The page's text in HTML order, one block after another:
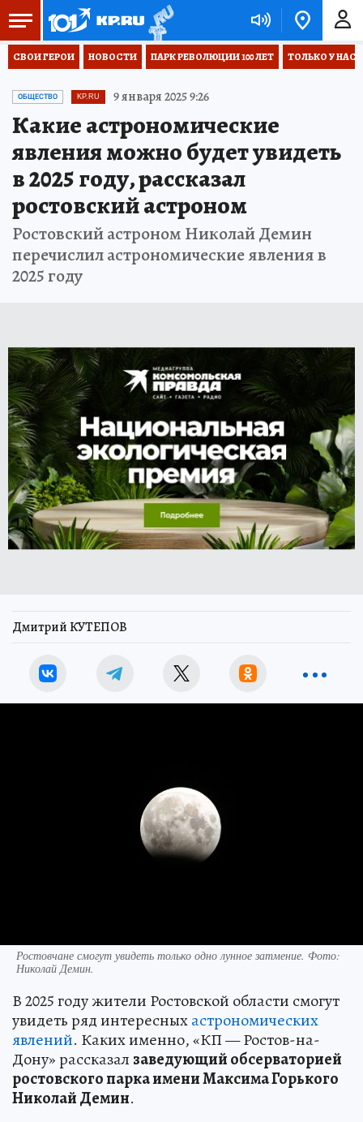
СВОИ ГЕРОИ НОВОСТИ ПАРК РЕВОЛЮЦИИ 100 ЛЕТ ТОЛЬКО У НАС
ОБЩЕСТВО KP.RU 9 января 2025 9:26
Какие астрономические
явления можно будет увидеть
в 2025 году, рассказал
ростовский астроном
Ростовский астроном Николай Демин
перечислил астрономические явления в
2025 году
Дмитрий КУТЕПОВ
Ростовчане смогут увидеть только одно лунное затмение. Фото:
Николай Демин.
В 2025 году жители Ростовской области смогут
увидеть ряд интересныхастрономических
явлений. Каких именно, «КП — Ростов-на-
Дону» рассказал заведующий обсерваторией
ростовского парка имени Максима Горького
Николай Демин.